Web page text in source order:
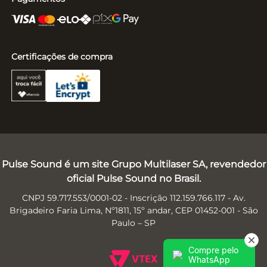
Certificações de compra
Pulse Sound é um site Grupo Multilaser SA, revendedor
oficial Pulse Sound no Brasil.
CNPJ 59.717.553/0001-02 - Inscrição 112.159.766.117 - Av.
Brigadeiro Faria Lima, Nº1811, 15º andar, CEP 01452-001 - São
Paulo – SP
Compre pelo
WhatsApp